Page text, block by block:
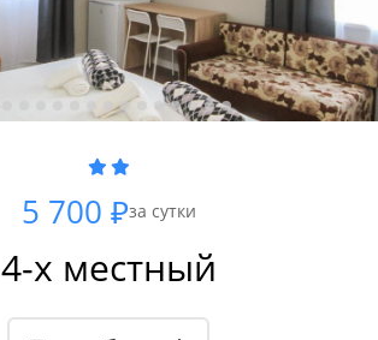
5 700 ₽за сутки
4-х местный